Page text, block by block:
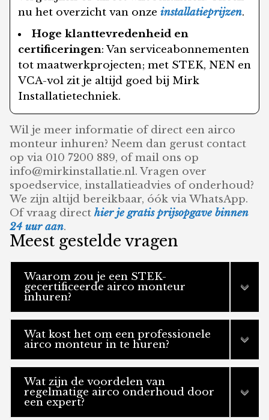
nu het overzicht van onzeinstallatieprijzen.
Hoge klanttevredenheid en
certificeringen: Van serviceabonnementen
tot maatwerkprojecten; met STEK, NEN en
VCA-vol zit je altijd goed bij Mirk
Installatietechniek.
Wil je meer informatie of direct een airco
monteur inhuren? Neem dan gerust contact
op via 010 7200 889, of mail ons op
info@mirkinstallatie.nl. Vragen over
spoedservice, installatieadvies of onderhoud?
We zijn altijd bereikbaar, óók via WhatsApp.
Of vraag directhier je gratis prijsopgave binnen
24 uur aan.
Meest gestelde vragen
Waarom zou je een STEK-
gecertificeerde airco monteur
inhuren?
Wat kost het om een professionele
airco monteur in te huren?
Wat zijn de voordelen van
regelmatige airco onderhoud door
een expert?